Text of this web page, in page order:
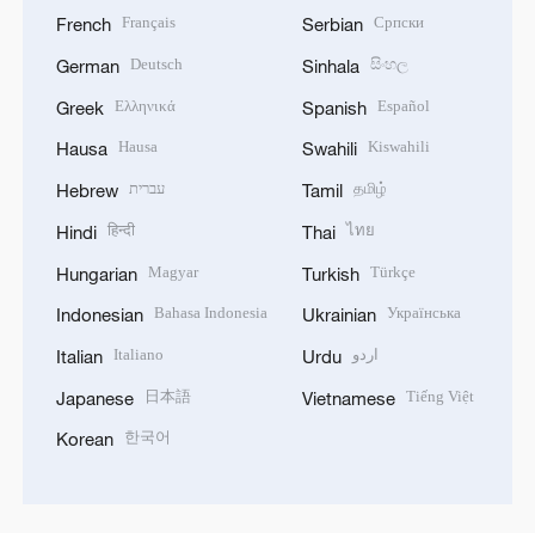
French Français
German Deutsch
Greek Ελληνικά
Hausa Hausa
Hebrew עברית
Hindi हिन्दी
Hungarian Magyar
Indonesian Bahasa Indonesia
Italian Italiano
Japanese 日本語
Korean 한국어
Serbian Српски
Sinhala සිංහල
Spanish Español
Swahili Kiswahili
Tamil தமிழ்
Thai ไทย
Turkish Türkçe
Ukrainian Українська
Urdu اردو
Vietnamese Tiếng Việt